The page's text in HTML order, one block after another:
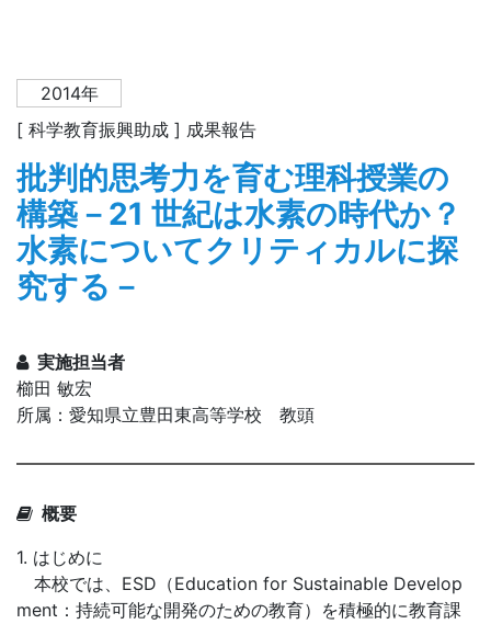
2014年
[ 科学教育振興助成 ] 成果報告
批判的思考力を育む理科授業の
構築－21 世紀は水素の時代か？
水素についてクリティカルに探
究する－
実施担当者
櫛田 敏宏
所属：愛知県立豊田東高等学校 教頭
概要
1. はじめに
本校では、ESD（Education for Sustainable Develop
ment：持続可能な開発のための教育）を積極的に教育課